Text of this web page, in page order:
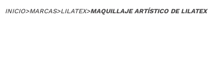
INICIO>MARCAS>LILATEX>MAQUILLAJE ARTÍSTICO DE LILATEX